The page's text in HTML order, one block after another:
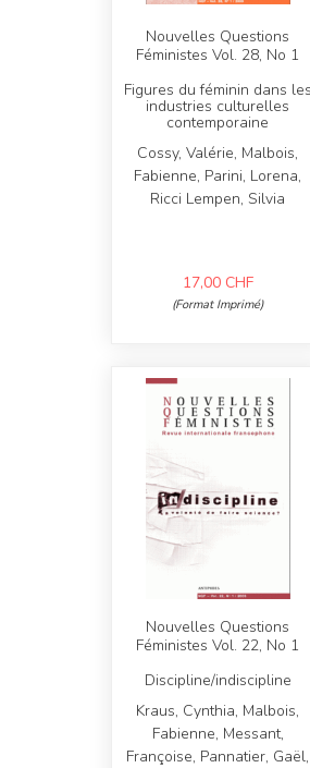
Nouvelles Questions
Féministes Vol. 28, No 1
Figures du féminin dans les
industries culturelles
contemporaine
Cossy, Valérie, Malbois,
Fabienne, Parini, Lorena,
Ricci Lempen, Silvia
17,00 CHF
(Format Imprimé)
Nouvelles Questions
Féministes Vol. 22, No 1
Discipline/indiscipline
Kraus, Cynthia, Malbois,
Fabienne, Messant,
Françoise, Pannatier, Gaël,